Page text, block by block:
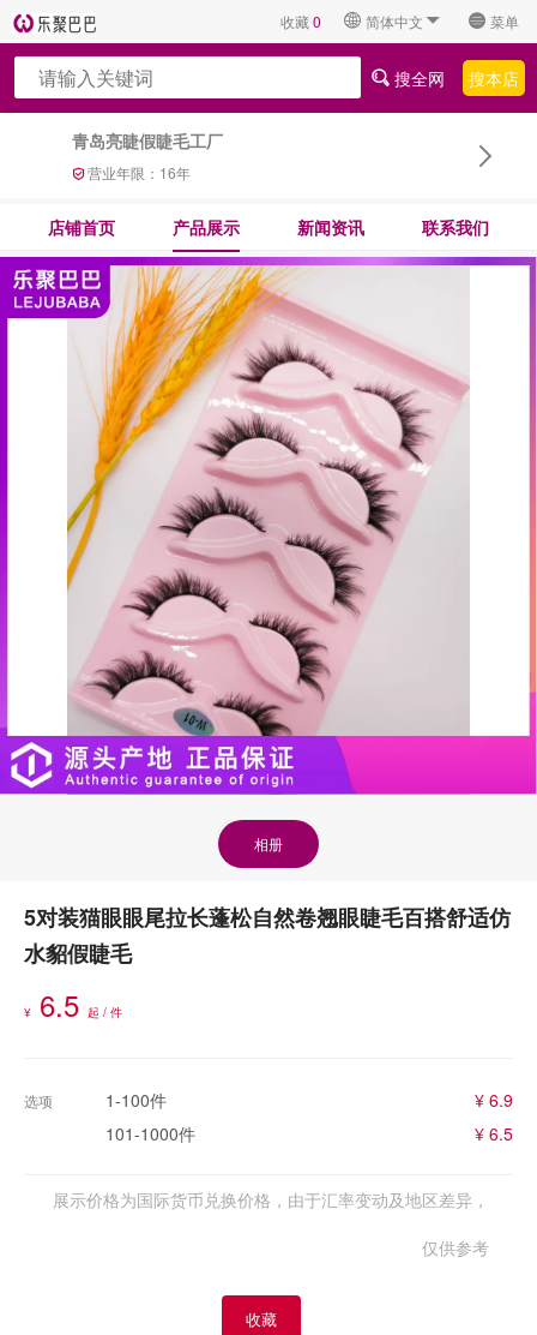
收藏0 简体中文 菜单
青岛亮睫假睫毛工厂
营业年限： 16年
搜全网 搜本店
店铺首页 产品展示 新闻资讯 联系我们
相册
5对装猫眼眼尾拉长蓬松自然卷翘眼睫毛百搭舒适仿
水貂假睫毛
¥ 6.5 起 / 件
选项 1-100件
¥ 6.9
101-1000件
¥ 6.5
展示价格为国际货币兑换价格，由于汇率变动及地区差异，
仅供参考
收藏